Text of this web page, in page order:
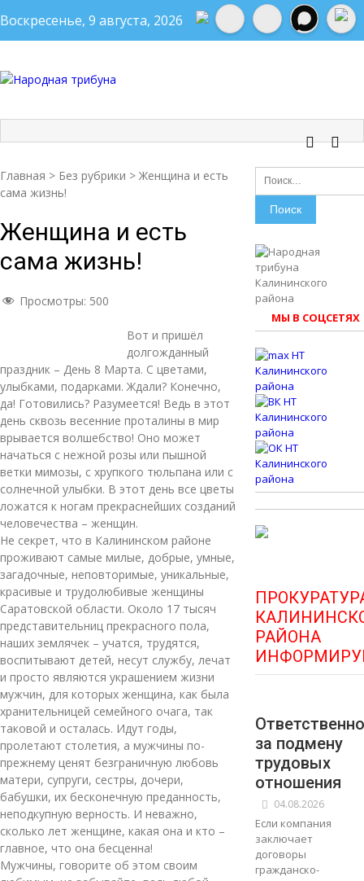
Воскресенье, 9 августа, 2026
Главная > Без рубрики > Женщина и есть
сама жизнь!
Женщина и есть
сама жизнь!
Просмотры: 500
Вот и пришёл
долгожданный
праздник – День 8 Марта. С цветами,
улыбками, подарками. Ждали? Конечно,
да! Готовились? Разумеется! Ведь в этот
день сквозь весенние проталины в мир
врывается волшебство! Оно может
начаться с нежной розы или пышной
ветки мимозы, с хрупкого тюльпана или с
солнечной улыбки. В этот день все цветы
ложатся к ногам прекраснейших созданий
человечества – женщин.
Не секрет, что в Калининском районе
проживают самые милые, добрые, умные,
загадочные, неповторимые, уникальные,
красивые и трудолюбивые женщины
Саратовской области. Около 17 тысяч
представительниц прекрасного пола,
наших землячек – учатся, трудятся,
воспитывают детей, несут службу, лечат
и просто являются украшением жизни
мужчин, для которых женщина, как была
хранительницей семейного очага, так
таковой и осталась. Идут годы,
пролетают столетия, а мужчины по-
прежнему ценят безграничную любовь
матери, супруги, сестры, дочери,
бабушки, их бесконечную преданность,
неподкупную верность. И неважно,
сколько лет женщине, какая она и кто –
главное, что она бесценна!
Мужчины, говорите об этом своим
Найти:
МЫ В СОЦСЕТЯХ
РАЙОНА
за подмену
трудовых
отношения
04.08.2026
Если компания
заключает
договоры
гражданско-